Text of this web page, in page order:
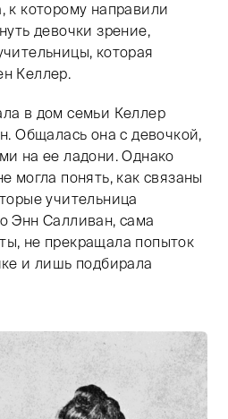
к которому направили
девочки зрение,
которая
Келлер.
в дом семьи Келлер
Общалась она с девочкой,
на ее ладони. Однако
могла понять, как связаны
учительница
Энн Салливан, сама
не прекращала попыток
и лишь подбирала